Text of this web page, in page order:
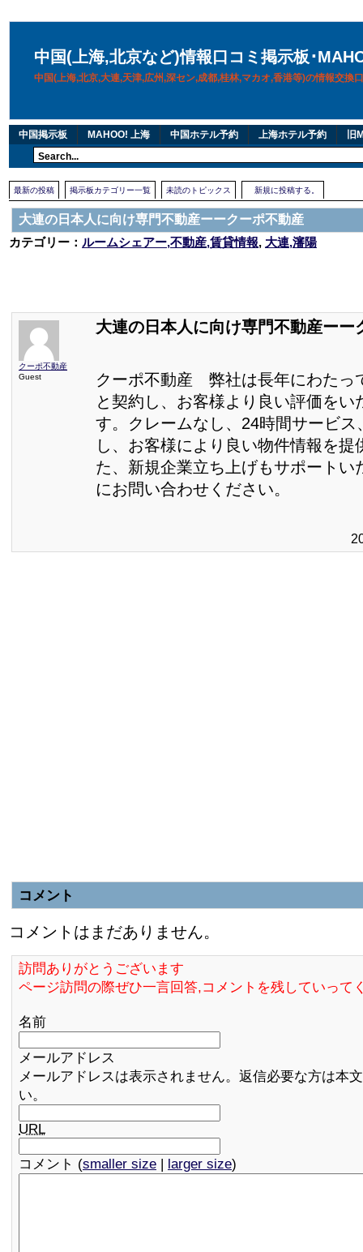
中国(上海,北京など)情報口コミ掲示板･
中国(上海,北京,大連,天津,広州,深セン,成都,桂林,マカオ,香港等)の情報交換
中国掲示板 MAHOO! 上海 中国ホテル予約 上海ホテル予約 旧
最新の投稿 掲示板カテゴリー一覧 未読のトピックス 新規に投稿する。
大連の日本人に向け専門不動産ーークーポ不動産
カテゴリー： ルームシェアー,不動産,賃貸情報, 大連,瀋陽
クーポ不動産
Guest
大連の日本人に向け専門不動産ーー
クーポ不動産 弊社は長年にわたっ
と契約し、お客様より良い評価をい
す。クレームなし、24時間サービス
し、お客様により良い物件情報を提
た、新規企業立ち上げもサポートい
にお問い合わせください。
コメント
コメントはまだありません。
訪問ありがとうございます
ページ訪問の際ぜひ一言回答,コメントを残していって
名前
メールアドレス
メールアドレスは表示されません。返信必要な方は本
い。
URL
コメント (smaller size | larger size)